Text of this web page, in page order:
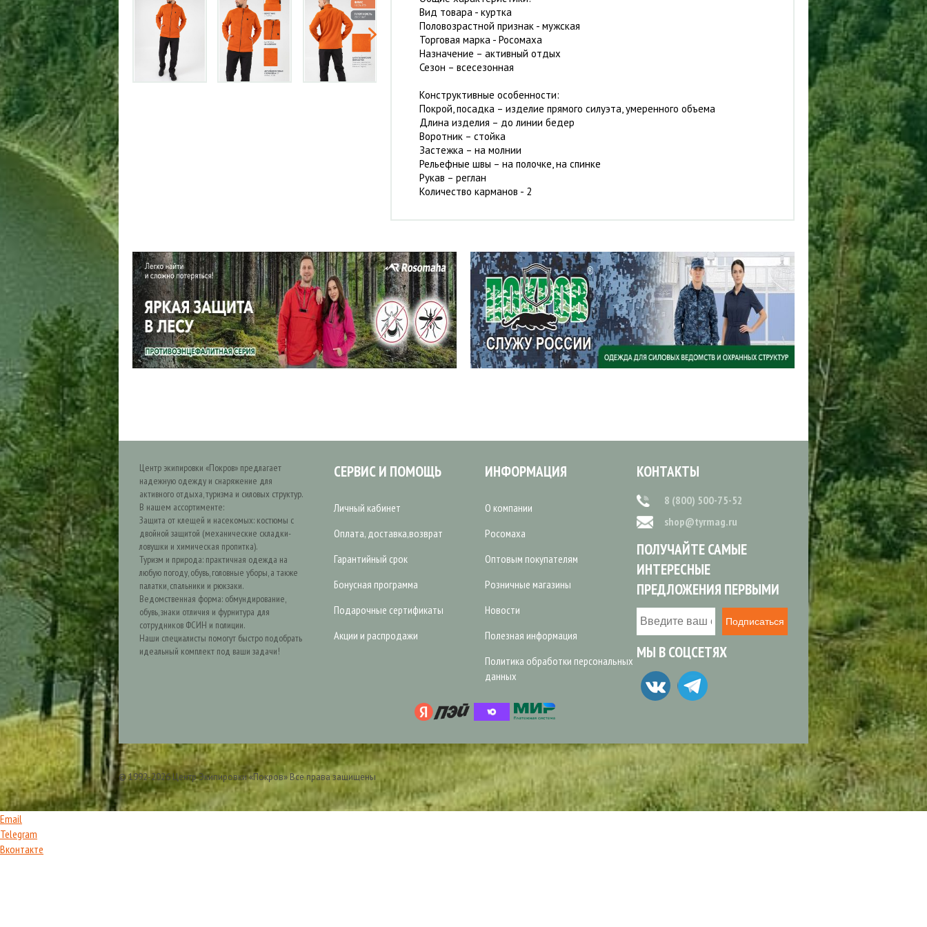
Вид товара - куртка
Половозрастной признак - мужская
Торговая марка - Росомаха
Назначение – активный отдых
Сезон – всесезонная
Конструктивные особенности:
Покрой, посадка – изделие прямого силуэта, умеренного объема
Длина изделия – до линии бедер
Воротник – стойка
Застежка – на молнии
Рельефные швы – на полочке, на спинке
Рукав – реглан
Количество карманов - 2
Центр экипировки «Покров» предлагает
надежную одежду и снаряжение для
активного отдыха, туризма и силовых структур.
В нашем ассортименте:
Защита от клещей и насекомых: костюмы с
двойной защитой (механические складки-
ловушки и химическая пропитка).
Туризм и природа: практичная одежда на
любую погоду, обувь, головные уборы, а также
палатки, спальники и рюкзаки.
Ведомственная форма: обмундирование,
обувь, знаки отличия и фурнитура для
сотрудников ФСИН и полиции.
Наши специалисты помогут быстро подобрать
идеальный комплект под ваши задачи!
СЕРВИС И ПОМОЩЬ
Личный кабинет
Оплата, доставка,возврат
Гарантийный срок
Бонусная программа
Подарочные сертификаты
Акции и распродажи
ИНФОРМАЦИЯ
О компании
Росомаха
Оптовым покупателям
Розничные магазины
Новости
Полезная информация
Политика обработки персональных
данных
КОНТАКТЫ
8 (800) 500-75-52
shop@tyrmag.ru
ПОЛУЧАЙТЕ САМЫЕ
ИНТЕРЕСНЫЕ
ПРЕДЛОЖЕНИЯ ПЕРВЫМИ
Подписаться
МЫ В СОЦСЕТЯХ
© 1992-2026 Центр Экипировки «Покров» Все права защищены
Email
Telegram
Вконтакте